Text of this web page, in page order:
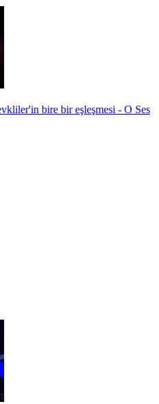
bire bir eşleşmesi - O Ses